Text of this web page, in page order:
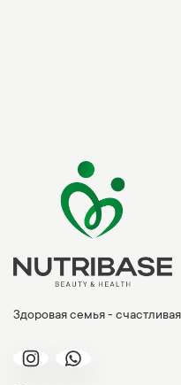
Здоровая семья -